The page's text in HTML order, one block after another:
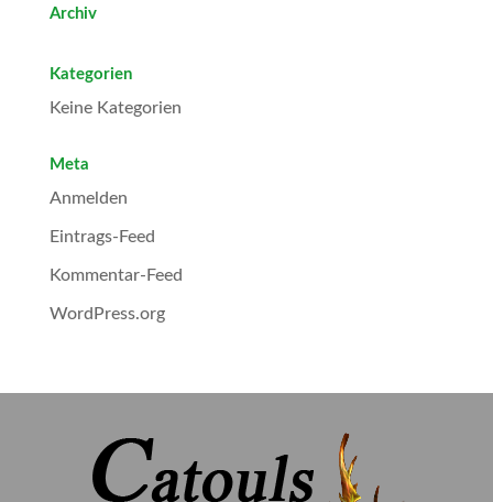
Archiv
Kategorien
Keine Kategorien
Meta
Anmelden
Eintrags-Feed
Kommentar-Feed
WordPress.org